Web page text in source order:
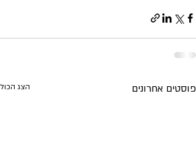
פוסטים אחרונים הצג הכול